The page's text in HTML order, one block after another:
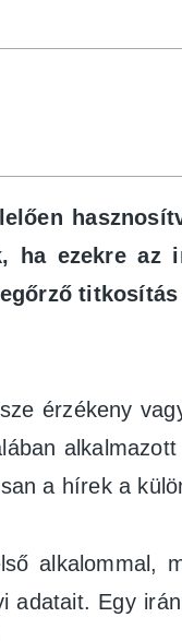
ezekre az
érzékeny
a hírek a
alkalommal,
Egy